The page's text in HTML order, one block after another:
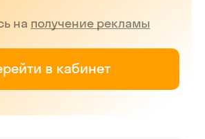
на получение рекламы
в кабинет